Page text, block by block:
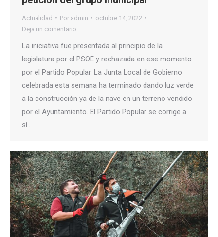
Actualidad Por admin
octubre 14, 2022
Deja un comentario
La iniciativa fue presentada al principio de la
legislatura por el PSOE y rechazada en ese momento
por el Partido Popular. La Junta Local de Gobierno
celebrada esta semana ha terminado dando luz verde
a la construcción ya de la nave en un terreno vendido
por el Ayuntamiento. El Partido Popular se corrige a
sí…